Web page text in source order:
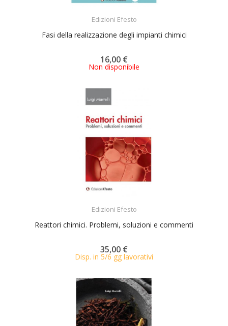
Edizioni Efesto
Fasi della realizzazione degli impianti chimici
16,00 €
Non disponibile
Edizioni Efesto
Reattori chimici. Problemi, soluzioni e commenti
35,00 €
Disp. in 5/6 gg lavorativi